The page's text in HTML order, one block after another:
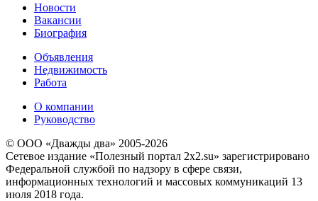
Новости
Вакансии
Биография
Объявления
Недвижимость
Работа
О компании
Руководство
© ООО «Дважды два» 2005-2026
Сетевое издание «Полезный портал 2x2.su» зарегистрировано
Федеральной службой по надзору в сфере связи,
информационных технологий и массовых коммуникаций 13
июля 2018 года.